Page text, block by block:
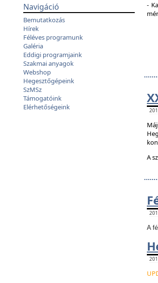
Navigáció
Bemutatkozás
Hírek
Féléves programunk
Galéria
Eddigi programjaink
Szakmai anyagok
Webshop
Hegesztőgépeink
SzMSz
Támogatóink
Elérhetőségeink
-
A
A